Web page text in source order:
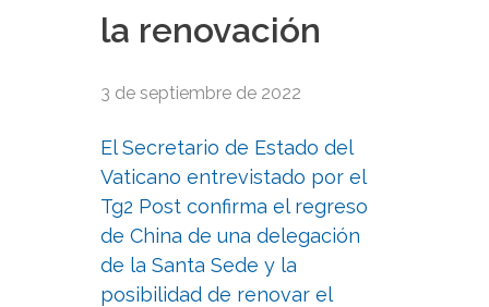
la renovación
3 de septiembre de 2022
El Secretario de Estado del
Vaticano entrevistado por el
Tg2 Post confirma el regreso
de China de una delegación
de la Santa Sede y la
posibilidad de renovar el